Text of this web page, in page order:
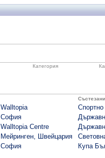
Категория
Walltopia
София
Walltopia Centre
Мейринген, Швейцария
София Купа